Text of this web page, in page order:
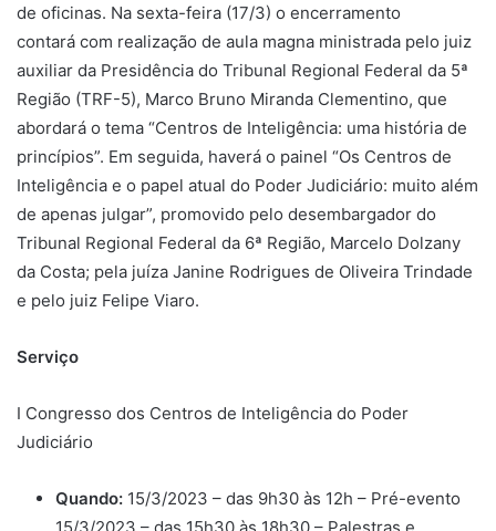
de oficinas. Na sexta-feira (17/3) o encerramento
contará com realização de aula magna ministrada pelo juiz
auxiliar da Presidência do Tribunal Regional Federal da 5ª
Região (TRF-5), Marco Bruno Miranda Clementino, que
abordará o tema “Centros de Inteligência: uma história de
princípios”. Em seguida, haverá o painel “Os Centros de
Inteligência e o papel atual do Poder Judiciário: muito além
de apenas julgar”, promovido pelo desembargador do
Tribunal Regional Federal da 6ª Região, Marcelo Dolzany
da Costa; pela juíza Janine Rodrigues de Oliveira Trindade
e pelo juiz Felipe Viaro.
Serviço
I Congresso dos Centros de Inteligência do Poder
Judiciário
Quando: 15/3/2023 – das 9h30 às 12h – Pré-evento
15/3/2023 – das 15h30 às 18h30 – Palestras e